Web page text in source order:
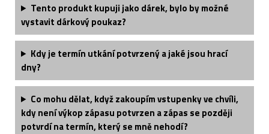
Tento produkt kupuji jako dárek, bylo by možné
vystavit dárkový poukaz?
Kdy je termín utkání potvrzený a jaké jsou hrací
dny?
Co mohu dělat, když zakoupím vstupenky ve chvíli,
kdy není výkop zápasu potvrzen a zápas se později
potvrdí na termín, který se mně nehodí?